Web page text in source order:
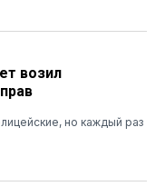
возил
но каждый раз